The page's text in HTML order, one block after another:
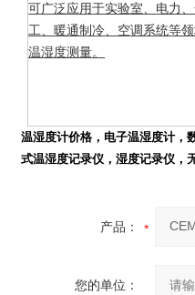
可广泛应用于实验室、电力
工、暖通制冷、空调系统等
温湿度测量。
温湿度计价格，电子温湿度计，
式温湿度记录仪，湿度记录仪，
产品：
您的单位：